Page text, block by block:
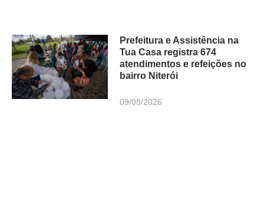
Prefeitura e Assistência na
Tua Casa registra 674
atendimentos e refeições no
bairro Niterói
09/08/2026